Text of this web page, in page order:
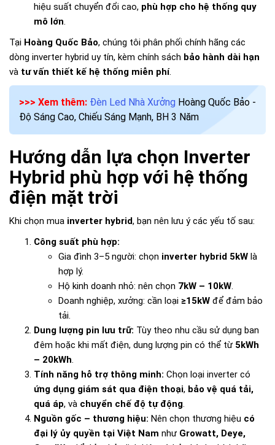
hiệu suất chuyển đổi cao, phù hợp cho hệ thống quy
mô lớn
Tại Hoàng Quốc Bảo, chúng tôi phân phối chính hãng các
dòng inverter hybrid uy tín, kèm chính sách bảo hành dài hạn
và tư vấn thiết kế hệ thống miễn phí.
>>> Xem thêm: Đèn Led Nhà Xưởng Hoàng Quốc Bảo -
Độ Sáng Cao, Chiếu Sáng Mạnh, BH 3 Năm
Hướng dẫn lựa chọn Inverter
Hybrid phù hợp với hệ thống
điện mặt trời
Khi chọn mua inverter hybrid, bạn nên lưu ý các yếu tố sau:
Công suất phù hợp:
Gia đình 3–5 người: chọn inverter hybrid 5kW là
hợp lý.
Hộ kinh doanh nhỏ: nên chọn 7kW – 10kW
Doanh nghiệp, xưởng: cần loại ≥15kW để đảm bảo
tải.
Dung lượng pin lưu trữ: Tùy theo nhu cầu sử dụng ban
đêm hoặc khi mất điện, dung lượng pin có thể từ 5kWh
– 20kWh
Tính năng hỗ trợ thông minh: Chọn loại inverter có
ứng dụng giám sát qua điện thoại, bảo vệ quá tải,
quá áp, và chuyển chế độ tự động
Nguồn gốc – thương hiệu: Nên chọn thương hiệu có
đại lý ủy quyền tại Việt Nam như Growatt, Deye,